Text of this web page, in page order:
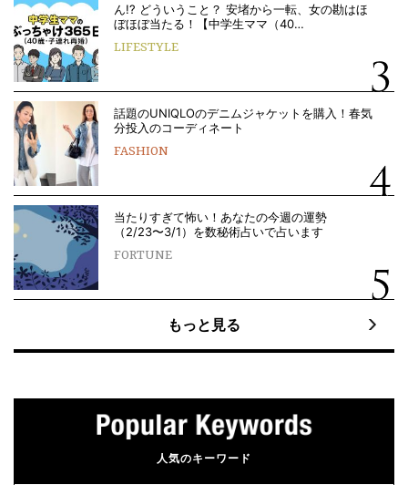
ん!? どういうこと？ 安堵から一転、女の勘はほ
ぼほぼ当たる！【中学生ママ（40…
LIFESTYLE
話題のUNIQLOのデニムジャケットを購入！春気
分投入のコーディネート
FASHION
当たりすぎて怖い！あなたの今週の運勢
（2/23〜3/1）を数秘術占いで占います
FORTUNE
もっと見る
人気のキーワード